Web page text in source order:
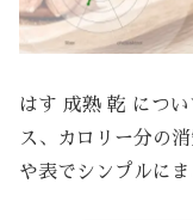
はす 成熟 乾 につ
ス、カロリー分の
や表でシンプルにま